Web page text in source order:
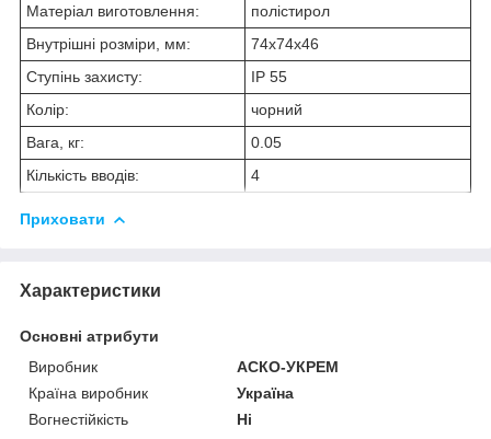
Матеріал виготовлення:
полістирол
Внутрішні розміри, мм:
74x74x46
Ступінь захисту:
IP 55
Колір:
чорний
Вага, кг:
0.05
Кількість вводів:
4
Приховати
Характеристики
Основні атрибути
Виробник
АСКО-УКРЕМ
Країна виробник
Україна
Вогнестійкість
Ні